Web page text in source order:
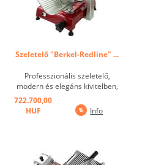
Szeletelő "Berkel-Redline" ...
Professzionális szeletelő,
modern és elegáns kivitelben,
elegáns berendezéssel, amely
megkülönbözteti a
legkülönfélébb tereket, puha és
különleges ...
722.700,00
HUF
Info